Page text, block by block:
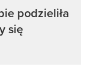
podzieliła
się